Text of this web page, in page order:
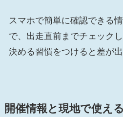
スマホで簡単に確認できる
で、出走直前までチェック
決める習慣をつけると差が出
開催情報と現地で使え